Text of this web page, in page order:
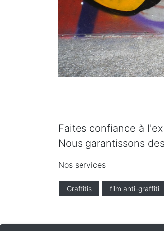
Faites confiance à
Nous garantissons
Nos services
Graffitis film anti-graffiti